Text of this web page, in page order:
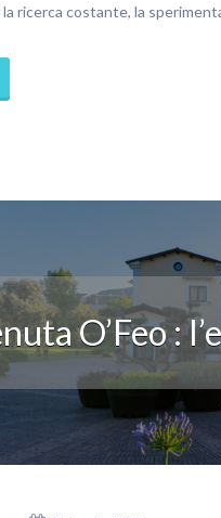
ricerca costante, la
O’Feo :